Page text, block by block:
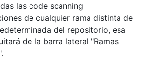
las code scanning
de cualquier rama distinta de
del repositorio, esa
de la barra lateral "Ramas